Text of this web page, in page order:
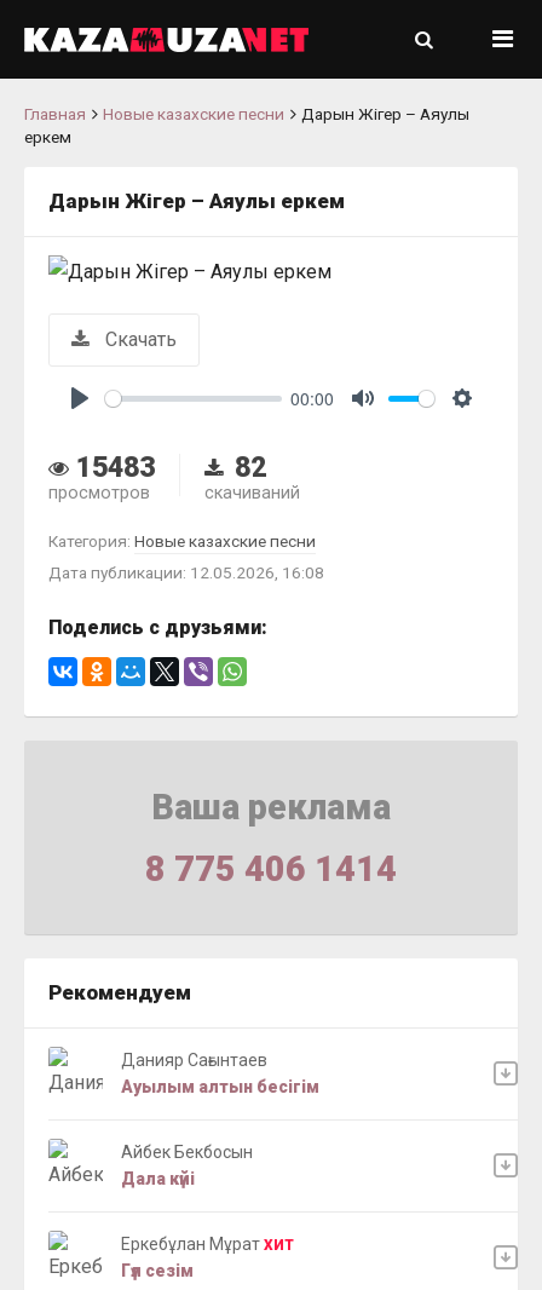
Главная Новые казахские песни
Дарын Жігер – Аяулы
еркем
Дарын Жігер – Аяулы еркем
Скачать
00:00
15483
просмотров
82
скачиваний
Категория: Новые казахские песни
Дата публикации: 12.05.2026, 16:08
Поделись с друзьями:
Ваша реклама
8 775 406 1414
Рекомендуем
Данияр Сағынтаев
Ауылым алтын бесігім
Айбек Бекбосын
Дала күйі
Еркебұлан Мұрат ХИТ
Гүл сезім